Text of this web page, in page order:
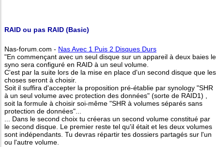
RAID ou pas RAID (Basic)
Nas-forum.com - Nas Avec 1 Puis 2 Disques Durs
"En commençant avec un seul disque sur un appareil à deux baies le
syno sera configuré en RAID à un seul volume.
C'est par la suite lors de la mise en place d'un second disque que les
choses seront à choisir.
Soit il suffira d'accepter la proposition pré-établie par synology "SHR
à un seul volume avec protection des données" (sorte de RAID1) ,
soit la formule à choisir soi-même "SHR à volumes séparés sans
protection de données"...
... Dans le second choix tu créeras un second volume constitué par
le second disque. Le premier reste tel qu'il était et les deux volumes
sont indépendants. Tu devras répartir tes dossiers partagés sur l'un
ou l'autre volume.